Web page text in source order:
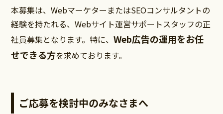
本募集は、WebマーケターまたはSEOコンサルタントの
経験を持たれる、Webサイト運営サポートスタッフの正
社員募集となります。特に、Web広告の運用をお任
せできる方を求めております。
ご応募を検討中のみなさまへ